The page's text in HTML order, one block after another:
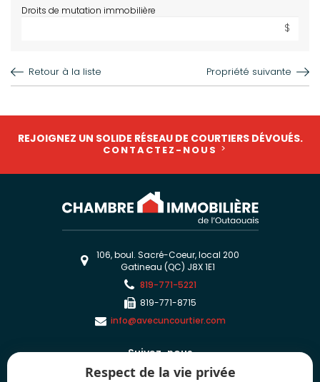
Droits de mutation immobilière
$
Retour à la liste Propriété suivante
REJOIGNEZ UN SOLIDE RÉSEAU DE COURTIERS DÉVOUÉS.
CONTACTEZ-NOUS
106, boul. Sacré-Coeur, local 200
Gatineau (QC) J8X 1E1
819-771-5221
819-771-8715
info@avecuncourtier.com
Suivez-nous
Respect de la vie privée